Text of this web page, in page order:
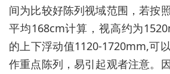
间为比较好陈列视域范围，若按
平均168cm计算，视高约为
的上下浮动值1120-1720mm,可
作重点陈列，易引起观者注意。